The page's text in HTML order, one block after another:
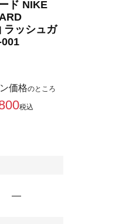
ド NIKE
ラッシュガ
価格のところ
税込
—